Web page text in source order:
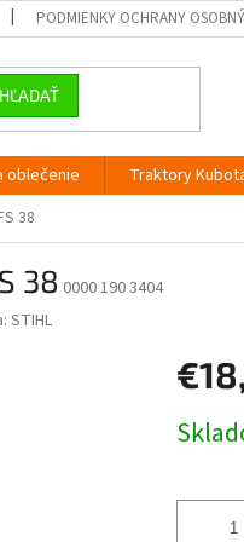
PODMIENKY OCHRANY
HĽADAŤ
oblečenie Traktory
38
38 0000 190 3404
STIHL
cena: